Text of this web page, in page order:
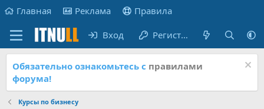
Главная Реклама Правила
Вход Регистрация
Обязательно ознакомьтесь с правилами
форума!
Курсы по бизнесу